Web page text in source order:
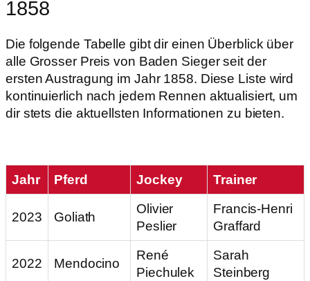
1858
Die folgende Tabelle gibt dir einen Überblick über
alle Grosser Preis von Baden Sieger seit der
ersten Austragung im Jahr 1858. Diese Liste wird
kontinuierlich nach jedem Rennen aktualisiert, um
dir stets die aktuellsten Informationen zu bieten.
Jahr Pferd Jockey Trainer
2023 Goliath
Olivier
Peslier
Francis-Henri
Graffard
2022 Mendocino
René
Piechulek
Sarah
Steinberg